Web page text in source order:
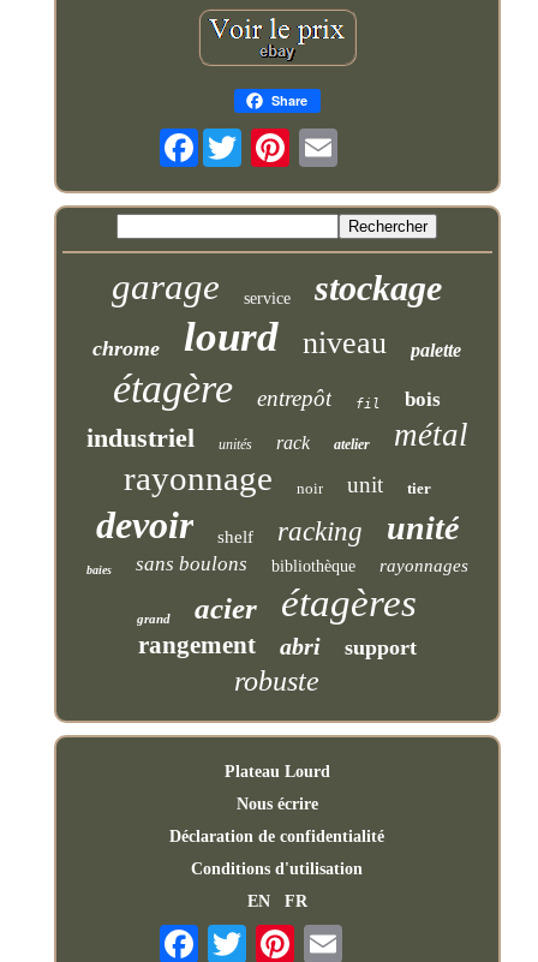
Share
Facebook
garage service stockage
chrome lourd niveau palette
étagère entrepôt fil bois
industriel unités rack atelier métal
rayonnage noir unit tier
devoir shelf racking unité
baies sans boulons bibliothèque rayonnages
grand acier étagères
rangement abri support
robuste
Plateau Lourd
Nous écrire
Déclaration de confidentialité
Conditions d'utilisation
EN
FR